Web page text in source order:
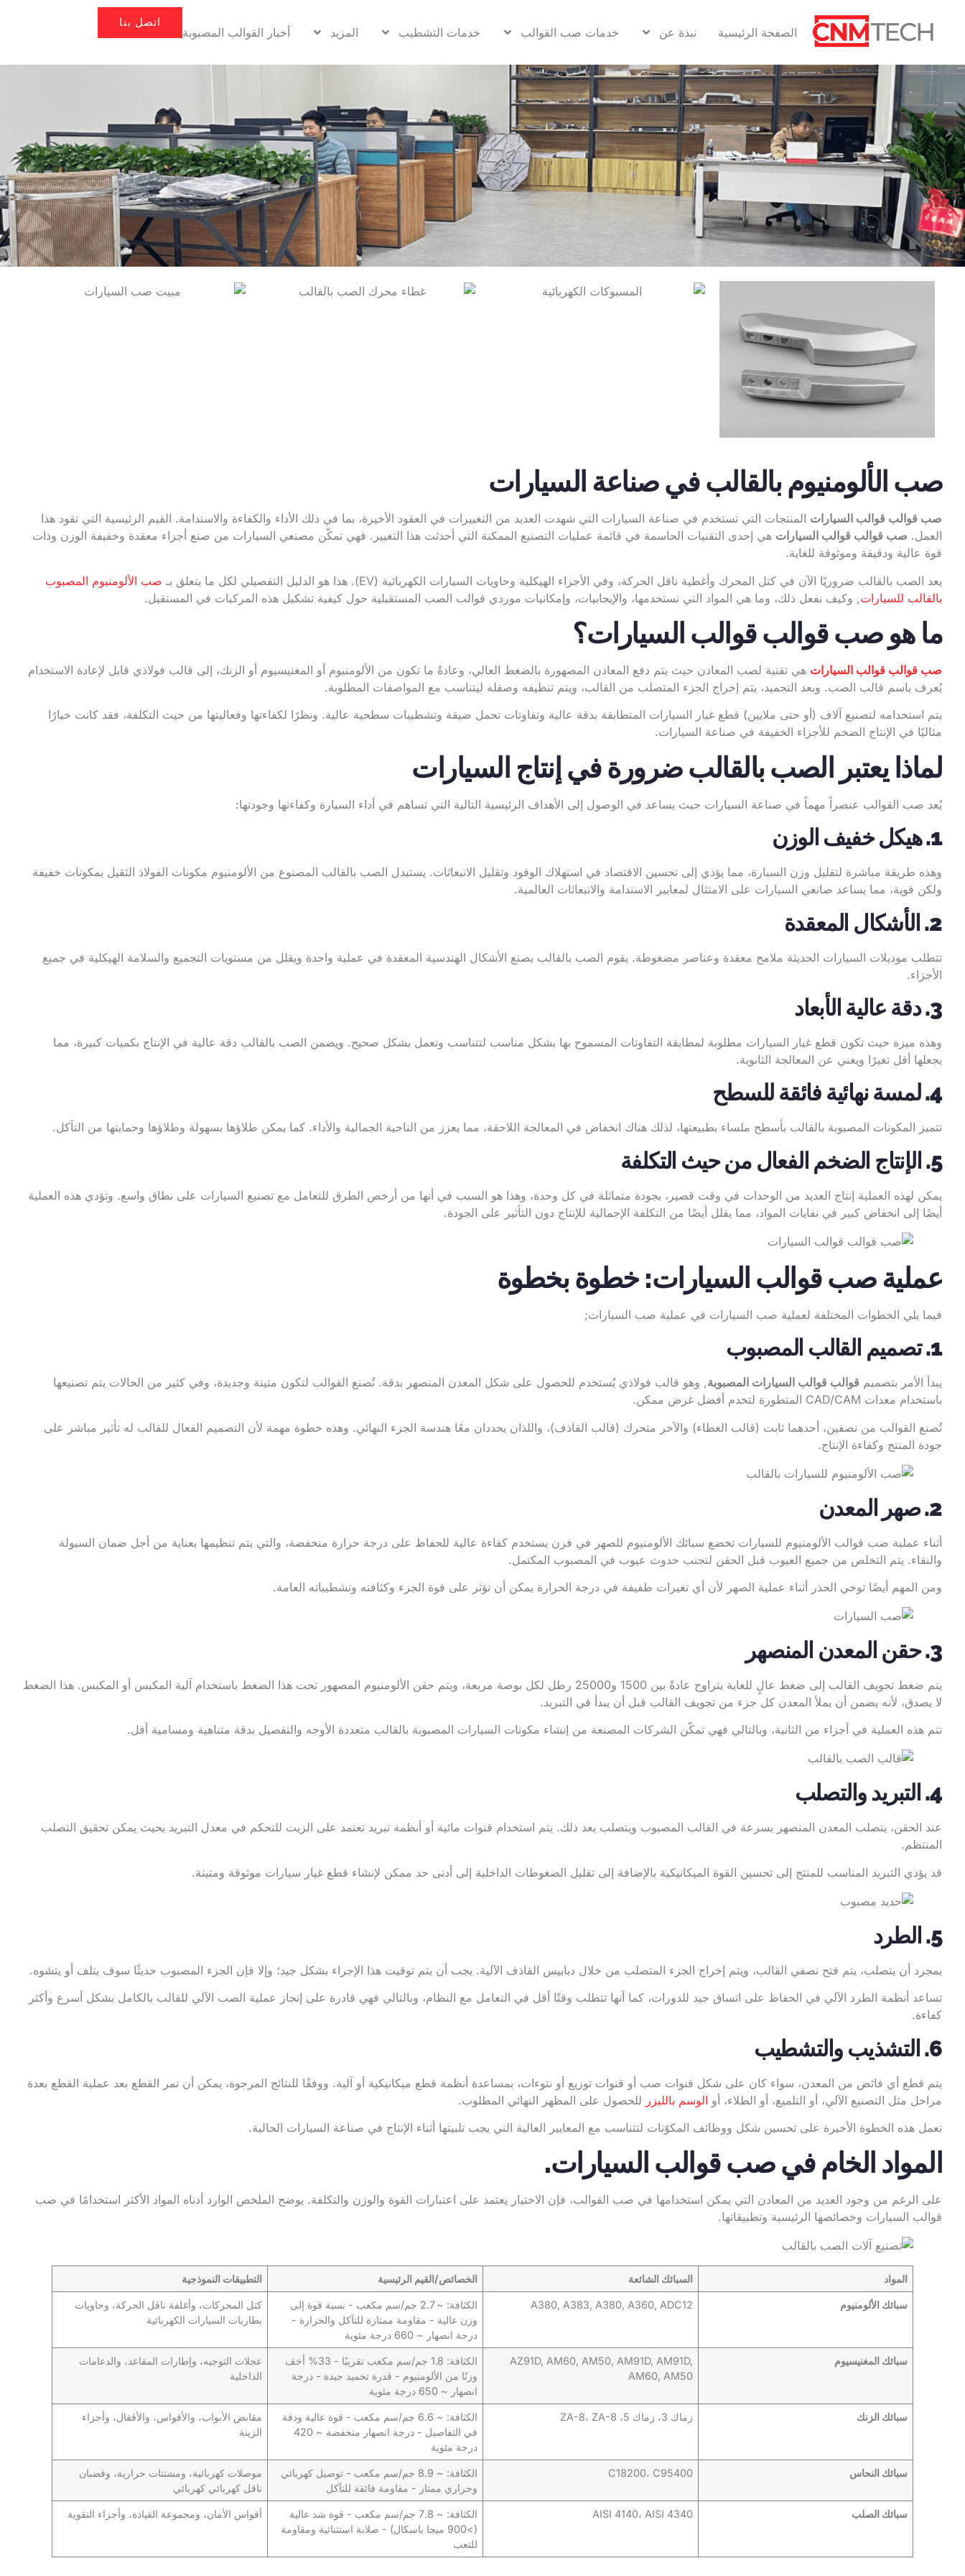
الصفحة الرئيسية نبذة عن خدمات صب القوالب خدمات التشطيب المزيد أخبار القوالب المصبوبة
اتصل بنا
صب الألومنيوم بالقالب في صناعة السيارات
صب قوالب قوالب السيارات المنتجات التي تستخدم في صناعة السيارات التي شهدت العديد من التغييرات في العقود الأخيرة، بما في ذلك الأداء والكفاءة والاستدامة. القيم الرئيسية التي تقود هذا
العمل. صب قوالب قوالب السيارات هي إحدى التقنيات الحاسمة في قائمة عمليات التصنيع الممكنة التي أحدثت هذا التغيير. فهي تمكّن مصنعي السيارات من صنع أجزاء معقدة وخفيفة الوزن وذات
قوة عالية ودقيقة وموثوقة للغاية.
يعد الصب بالقالب ضروريًا الآن في كتل المحرك وأغطية ناقل الحركة، وفي الأجزاء الهيكلية وحاويات السيارات الكهربائية (EV). هذا هو الدليل التفصيلي لكل ما يتعلق بـ
صب الألومنيوم المصبوب
بالقالب للسيارات, وكيف نفعل ذلك، وما هي المواد التي نستخدمها، والإيجابيات، وإمكانيات موردي قوالب الصب المستقبلية حول كيفية تشكيل هذه المركبات في المستقبل.
ما هو صب قوالب قوالب السيارات؟
صب قوالب قوالب السيارات هي تقنية لصب المعادن حيث يتم دفع المعادن المصهورة بالضغط العالي، وعادةً ما تكون من الألومنيوم أو المغنيسيوم أو الزنك، إلى قالب فولاذي قابل لإعادة الاستخدام
يُعرف باسم قالب الصب. وبعد التجميد، يتم إخراج الجزء المتصلب من القالب، ويتم تنظيفه وصقله ليتناسب مع المواصفات المطلوبة.
يتم استخدامه لتصنيع آلاف (أو حتى ملايين) قطع غيار السيارات المتطابقة بدقة عالية وتفاوتات تحمل ضيقة وتشطيبات سطحية عالية. ونظرًا لكفاءتها وفعاليتها من حيث التكلفة، فقد كانت خيارًا
مثاليًا في الإنتاج الضخم للأجزاء الخفيفة في صناعة السيارات.
لماذا يعتبر الصب بالقالب ضرورة في إنتاج السيارات
يُعد صب القوالب عنصراً مهماً في صناعة السيارات حيث يساعد في الوصول إلى الأهداف الرئيسية التالية التي تساهم في أداء السيارة وكفاءتها وجودتها:
1. هيكل خفيف الوزن
وهذه طريقة مباشرة لتقليل وزن السيارة، مما يؤدي إلى تحسين الاقتصاد في استهلاك الوقود وتقليل الانبعاثات. يستبدل الصب بالقالب المصنوع من الألومنيوم مكونات الفولاذ الثقيل بمكونات خفيفة
ولكن قوية، مما يساعد صانعي السيارات على الامتثال لمعايير الاستدامة والانبعاثات العالمية.
2. الأشكال المعقدة
تتطلب موديلات السيارات الحديثة ملامح معقدة وعناصر مضغوطة. يقوم الصب بالقالب بصنع الأشكال الهندسية المعقدة في عملية واحدة ويقلل من مستويات التجميع والسلامة الهيكلية في جميع
الأجزاء.
3. دقة عالية الأبعاد
وهذه ميزة حيث تكون قطع غيار السيارات مطلوبة لمطابقة التفاوتات المسموح بها بشكل مناسب لتتناسب وتعمل بشكل صحيح. ويضمن الصب بالقالب دقة عالية في الإنتاج بكميات كبيرة، مما
يجعلها أقل تغيرًا ويغني عن المعالجة الثانوية.
4. لمسة نهائية فائقة للسطح
تتميز المكونات المصبوبة بالقالب بأسطح ملساء بطبيعتها، لذلك هناك انخفاض في المعالجة اللاحقة، مما يعزز من الناحية الجمالية والأداء. كما يمكن طلاؤها بسهولة وطلاؤها وحمايتها من التآكل.
5. الإنتاج الضخم الفعال من حيث التكلفة
يمكن لهذه العملية إنتاج العديد من الوحدات في وقت قصير، بجودة متماثلة في كل وحدة، وهذا هو السبب في أنها من أرخص الطرق للتعامل مع تصنيع السيارات على نطاق واسع. وتؤدي هذه العملية
أيضًا إلى انخفاض كبير في نفايات المواد، مما يقلل أيضًا من التكلفة الإجمالية للإنتاج دون التأثير على الجودة.
عملية صب قوالب السيارات: خطوة بخطوة
فيما يلي الخطوات المختلفة لعملية صب السيارات في عملية صب السيارات;
1. تصميم القالب المصبوب
يبدأ الأمر بتصميم قوالب قوالب السيارات المصبوبة, وهو قالب فولاذي يُستخدم للحصول على شكل المعدن المنصهر بدقة. تُصنع القوالب لتكون متينة وجديدة، وفي كثير من الحالات يتم تصنيعها
باستخدام معدات CAD/CAM المتطورة لتخدم أفضل غرض ممكن.
تُصنع القوالب من نصفين، أحدهما ثابت (قالب الغطاء) والآخر متحرك (قالب القاذف)، واللذان يحددان معًا هندسة الجزء النهائي. وهذه خطوة مهمة لأن التصميم الفعال للقالب له تأثير مباشر على
جودة المنتج وكفاءة الإنتاج.
2. صهر المعدن
أثناء عملية صب قوالب الألومنيوم للسيارات تخضع سبائك الألومنيوم للصهر في فرن يستخدم كفاءة عالية للحفاظ على درجة حرارة منخفضة، والتي يتم تنظيمها بعناية من أجل ضمان السيولة
والنقاء. يتم التخلص من جميع العيوب قبل الحقن لتجنب حدوث عيوب في المصبوب المكتمل.
ومن المهم أيضًا توخي الحذر أثناء عملية الصهر لأن أي تغيرات طفيفة في درجة الحرارة يمكن أن تؤثر على قوة الجزء وكثافته وتشطيباته العامة.
3. حقن المعدن المنصهر
يتم ضغط تجويف القالب إلى ضغط عالٍ للغاية يتراوح عادةً بين 1500 و25000 رطل لكل بوصة مربعة، ويتم حقن الألومنيوم المصهور تحت هذا الضغط باستخدام آلية المكبس أو المكبس. هذا الضغط
لا يصدق، لأنه يضمن أن يملأ المعدن كل جزء من تجويف القالب قبل أن يبدأ في التبريد.
تتم هذه العملية في أجزاء من الثانية، وبالتالي فهي تمكّن الشركات المصنعة من إنشاء مكونات السيارات المصبوبة بالقالب متعددة الأوجه والتفصيل بدقة متناهية ومسامية أقل.
4. التبريد والتصلب
عند الحقن، يتصلب المعدن المنصهر بسرعة في القالب المصبوب ويتصلب بعد ذلك. يتم استخدام قنوات مائية أو أنظمة تبريد تعتمد على الزيت للتحكم في معدل التبريد بحيث يمكن تحقيق التصلب
المنتظم.
قد يؤدي التبريد المناسب للمنتج إلى تحسين القوة الميكانيكية بالإضافة إلى تقليل الضغوطات الداخلية إلى أدنى حد ممكن لإنشاء قطع غيار سيارات موثوقة ومتينة.
5. الطرد
بمجرد أن يتصلب، يتم فتح نصفي القالب، ويتم إخراج الجزء المتصلب من خلال دبابيس القاذف الآلية. يجب أن يتم توقيت هذا الإجراء بشكل جيد؛ وإلا فإن الجزء المصبوب حديثًا سوف يتلف أو يتشوه.
تساعد أنظمة الطرد الآلي في الحفاظ على اتساق جيد للدورات، كما أنها تتطلب وقتًا أقل في التعامل مع النظام، وبالتالي فهي قادرة على إنجاز عملية الصب الآلي للقالب بالكامل بشكل أسرع وأكثر
كفاءة.
6. التشذيب والتشطيب
يتم قطع أي فائض من المعدن، سواء كان على شكل قنوات صب أو قنوات توزيع أو نتوءات، بمساعدة أنظمة قطع ميكانيكية أو آلية. ووفقًا للنتائج المرجوة، يمكن أن تمر القطع بعد عملية القطع بعدة
مراحل مثل التصنيع الآلي، أو التلميع، أو الطلاء، أو الوسم بالليزر للحصول على المظهر النهائي المطلوب.
تعمل هذه الخطوة الأخيرة على تحسين شكل ووظائف المكوّنات لتتناسب مع المعايير العالية التي يجب تلبيتها أثناء الإنتاج في صناعة السيارات الحالية.
المواد الخام في صب قوالب السيارات.
على الرغم من وجود العديد من المعادن التي يمكن استخدامها في صب القوالب، فإن الاختيار يعتمد على اعتبارات القوة والوزن والتكلفة. يوضح الملخص الوارد أدناه المواد الأكثر استخدامًا في صب
قوالب السيارات وخصائصها الرئيسية وتطبيقاتها.
المواد السبائك الشائعة الخصائص/القيم الرئيسية التطبيقات النموذجية
سبائك الألومنيوم A380, A383, A380, A360, ADC12
الكثافة: ~ 2.7 جم/سم مكعب - نسبة قوة إلى
وزن عالية - مقاومة ممتازة للتآكل والحرارة -
درجة انصهار ~ 660 درجة مئوية
كتل المحركات، وأغلفة ناقل الحركة، وحاويات
بطاريات السيارات الكهربائية
سبائك المغنيسيوم
AZ91D, AM60, AM50, AM91D, AM91D,
AM60, AM50
الكثافة: 1.8 جم/سم مكعب تقريبًا - 33% أخف
وزنًا من الألومنيوم - قدرة تخميد جيدة - درجة
انصهار ~ 650 درجة مئوية
عجلات التوجيه، وإطارات المقاعد، والدعامات
الداخلية
سبائك الزنك زماك 3، زماك 5، ZA-8، ZA-8
الكثافة: ~ 6.6 جم/سم مكعب - قوة عالية ودقة
في التفاصيل - درجة انصهار منخفضة ~ 420
درجة مئوية
مقابض الأبواب، والأقواس، والأقفال، وأجزاء
الزينة
سبائك النحاس C18200، C95400
الكثافة: ~ 8.9 جم/سم مكعب - توصيل كهربائي
وحراري ممتاز - مقاومة فائقة للتآكل
موصلات كهربائية، ومشتتات حرارية، وقضبان
ناقل كهربائي كهربائي
سبائك الصلب AISI 4140، AISI 4340
الكثافة: ~ 7.8 جم/سم مكعب - قوة شد عالية
(>900 ميجا باسكال) - صلابة استثنائية ومقاومة
للتعب
أقواس الأمان، ومجموعة القيادة، وأجزاء التقوية